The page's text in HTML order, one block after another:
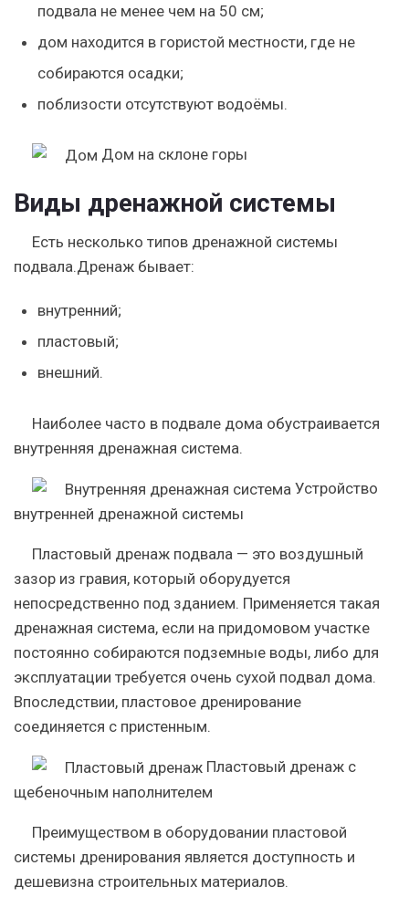
подвала не менее чем на 50 см;
дом находится в гористой местности, где не
собираются осадки;
поблизости отсутствуют водоёмы.
Дом на склоне горы
Виды дренажной системы
Есть несколько типов дренажной системы
подвала.Дренаж бывает:
внутренний;
пластовый;
внешний.
Наиболее часто в подвале дома обустраивается
внутренняя дренажная система.
Устройство
внутренней дренажной системы
Пластовый дренаж подвала — это воздушный
зазор из гравия, который оборудуется
непосредственно под зданием. Применяется такая
дренажная система, если на придомовом участке
постоянно собираются подземные воды, либо для
эксплуатации требуется очень сухой подвал дома.
Впоследствии, пластовое дренирование
соединяется с пристенным.
Пластовый дренаж с
щебеночным наполнителем
Преимуществом в оборудовании пластовой
системы дренирования является доступность и
дешевизна строительных материалов.